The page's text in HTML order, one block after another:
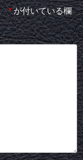
*が付いている欄